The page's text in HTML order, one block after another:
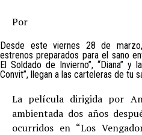
Por
Desde este viernes 28 de
estrenos preparados para el sano
El Soldado de Invierno”, “Diana” y
Convit”, llegan a las carteleras de tu
La película dirigida por
ambientada dos años
ocurridos en “Los